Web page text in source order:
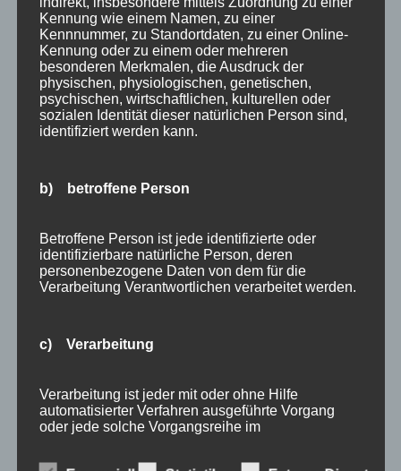
Allgemein
Angebote
Bergbahnen
Bewertung
E-Bike
Empfehlung
FIS Nordische Ski WM
Gesundheit
Haus Partale
Info
Stellenangebot
Traveller Review Award
Veranstaltungstipp
Wintersport
Kennung wie einem Namen, zu einer
Kennnummer, zu Standortdaten, zu einer Online-
Kennung oder zu einem oder mehreren
besonderen Merkmalen, die Ausdruck der
physischen, physiologischen, genetischen,
psychischen, wirtschaftlichen, kulturellen oder
sozialen Identität dieser natürlichen Person sind,
identifiziert werden kann.
b) betroffene Person
Betroffene Person ist jede identifizierte oder
identifizierbare natürliche Person, deren
personenbezogene Daten von dem für die
Verarbeitung Verantwortlichen verarbeitet werden.
c) Verarbeitung
Verarbeitung ist jeder mit oder ohne Hilfe
automatisierter Verfahren ausgeführte Vorgang
oder jede solche Vorgangsreihe im
wie das Erheben, das Erfassen, die Organisation,